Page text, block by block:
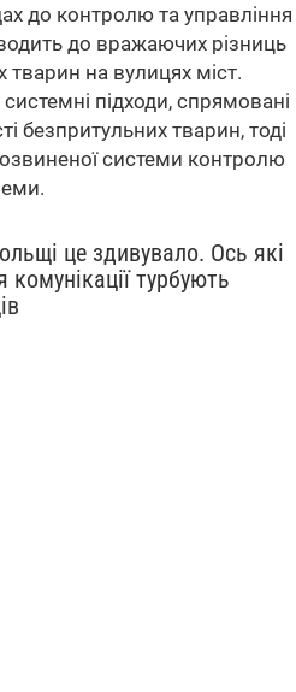
до контролю та управління
до вражаючих різниць
тварин на вулицях міст.
підходи, спрямовані
безпритульних тварин, тоді
системи контролю
це здивувало. Ось які
комунікації турбують